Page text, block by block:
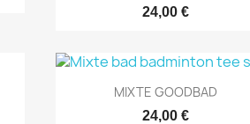
24,00 €
Aperçu rapide
MIXTE GOODBAD
24,00 €